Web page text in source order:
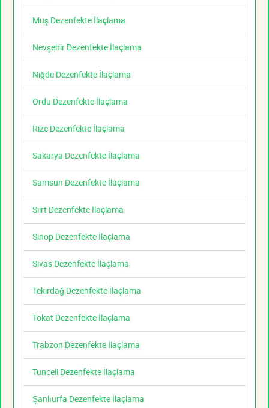
Muş Dezenfekte İlaçlama
Nevşehir Dezenfekte İlaçlama
Niğde Dezenfekte İlaçlama
Ordu Dezenfekte İlaçlama
Rize Dezenfekte İlaçlama
Sakarya Dezenfekte İlaçlama
Samsun Dezenfekte İlaçlama
Siirt Dezenfekte İlaçlama
Sinop Dezenfekte İlaçlama
Sivas Dezenfekte İlaçlama
Tekirdağ Dezenfekte İlaçlama
Tokat Dezenfekte İlaçlama
Trabzon Dezenfekte İlaçlama
Tunceli Dezenfekte İlaçlama
Şanlıurfa Dezenfekte İlaçlama